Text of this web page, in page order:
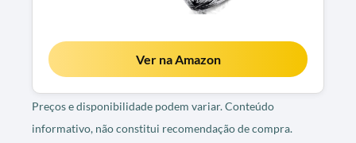
Ver na Amazon
Preços e disponibilidade podem variar. Conteúdo
informativo, não constitui recomendação de compra.